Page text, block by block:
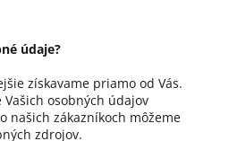
údaje?
získavame priamo od Vás.
osobných údajov
našich zákazníkoch môžeme
zdrojov.